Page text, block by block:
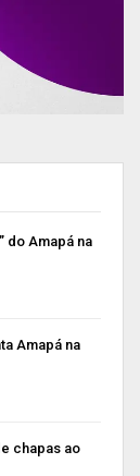
do Amapá na
Amapá na
chapas ao